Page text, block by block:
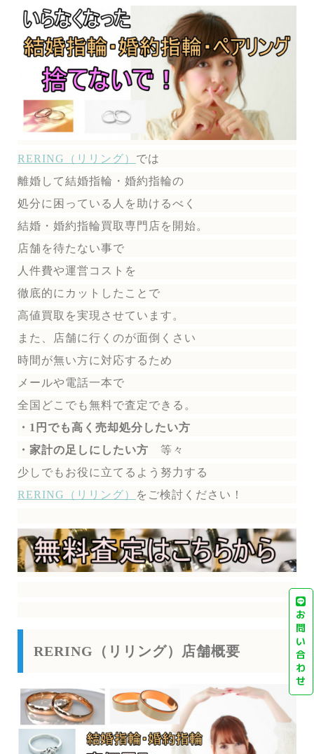
RERING（リリング） では
離婚して結婚指輪・婚約指輪の
処分に困っている人を助けるべく
結婚・婚約指輪買取専門店を開始。
店舗を待たない事で
人件費や運営コストを
徹底的にカットしたことで
高値買取を実現させています。
また、店舗に行くのが面倒くさい
時間が無い方に対応するため
メールや電話一本で
全国どこでも無料で査定できる。
・1円でも高く売却処分したい方
・家計の足しにしたい方 等々
少しでもお役に立てるよう努力する
RERING（リリング）
を ご検討ください！
RERING（リリング）店舗概要
お
問
い
合
わ
せ